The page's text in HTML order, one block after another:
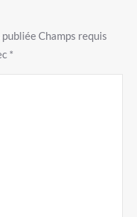
Champs requis
*